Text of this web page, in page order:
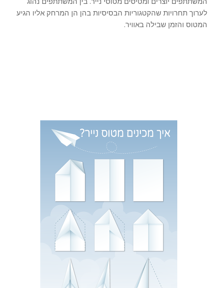
לערוך תחרויות שהקטגוריות הבסיסיות בהן הן המרחק אליו הגיע
המטוס והזמן שבילה באוויר.